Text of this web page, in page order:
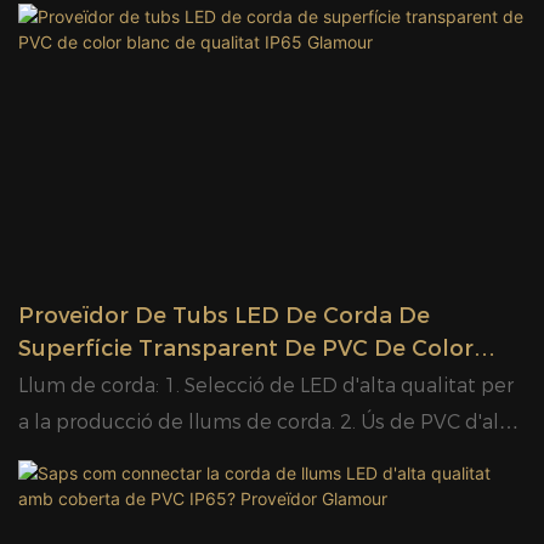
vacances, la corda de llum és una opció preferida,
que perfila les cases i crea una resplendor festiva
un motiu LED, com ara una estrella o un floc de neu.
Proveïdor De Tubs LED De Corda De
Superfície Transparent De PVC De Color
Blanc De Qualitat IP65 Glamour
Llum de corda: 1. Selecció de LED d'alta qualitat per
a la producció de llums de corda. 2. Ús de PVC d'alta
transparència, resistent als raigs UV, resistent al fred,
respectuós amb el medi ambient i no tòxic. 3. Ús de